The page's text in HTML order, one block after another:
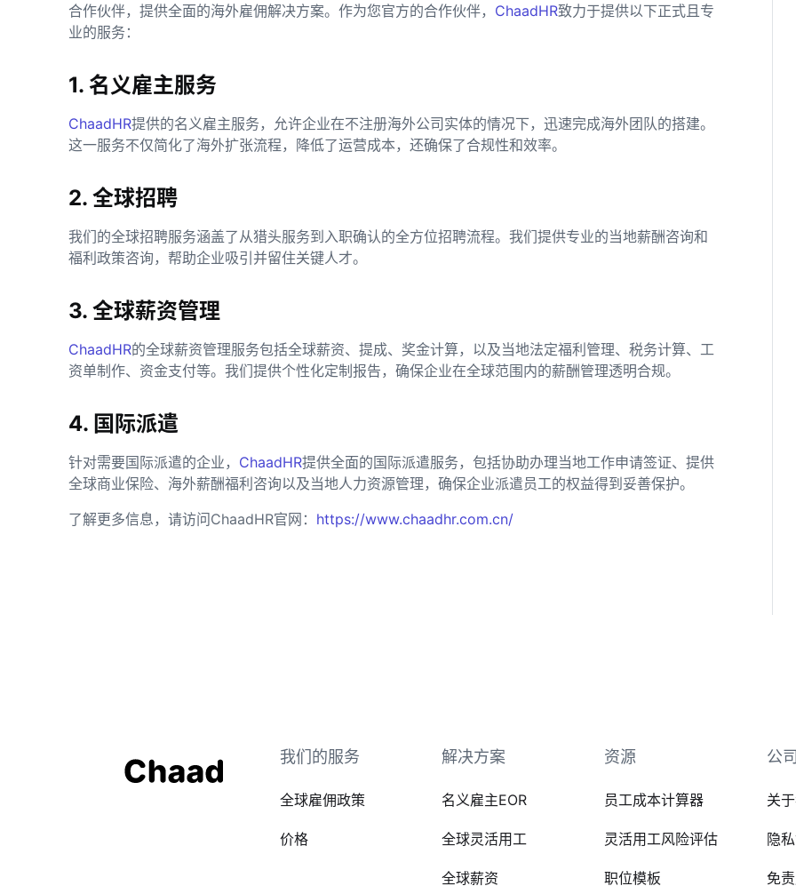
合作伙伴，提供全面的海外雇佣解决方案。作为您官方的合作伙伴， ChaadHR致力于提供以下正式且专
业的服务：
1. 名义雇主服务
ChaadHR提供的名义雇主服务，允许企业在不注册海外公司实体的情况下，迅速完成海外团队的搭建。
这一服务不仅简化了海外扩张流程，降低了运营成本，还确保了合规性和效率。
2. 全球招聘
我们的全球招聘服务涵盖了从猎头服务到入职确认的全方位招聘流程。我们提供专业的当地薪酬咨询和
福利政策咨询，帮助企业吸引并留住关键人才。
3. 全球薪资管理
ChaadHR的全球薪资管理服务包括全球薪资、提成、奖金计算，以及当地法定福利管理、税务计算、工
资单制作、资金支付等。我们提供个性化定制报告，确保企业在全球范围内的薪酬管理透明合规。
4. 国际派遣
针对需要国际派遣的企业， ChaadHR提供全面的国际派遣服务，包括协助办理当地工作申请签证、提供
全球商业保险、海外薪酬福利咨询以及当地人力资源管理，确保企业派遣员工的权益得到妥善保护。
了解更多信息，请访问ChaadHR官网： https://www.chaadhr.com.cn/
我们的服务
全球雇佣政策
价格
解决方案
名义雇主EOR
全球灵活用工
全球薪资
资源
员工成本计算器
灵活用工风险评估
职位模板
公
关
隐
免